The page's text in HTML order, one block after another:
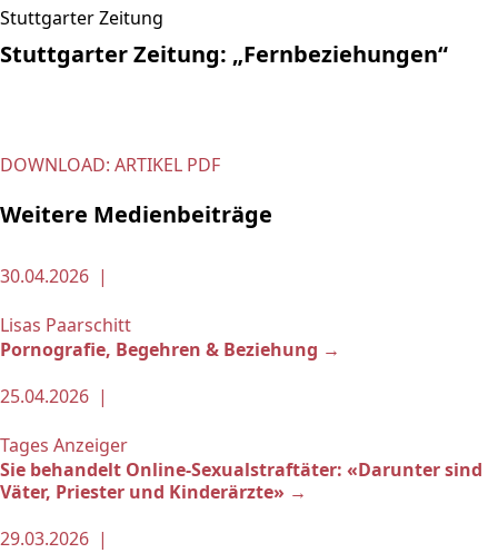
Stuttgarter Zeitung
Stuttgarter Zeitung: „Fernbeziehungen“
DOWNLOAD: ARTIKEL PDF
Weitere Medienbeiträge
30.04.2026 |
Lisas Paarschitt
Pornografie, Begehren & Beziehung →
25.04.2026 |
Tages Anzeiger
Sie behandelt Online-Sexualstraftäter: «Darunter sind
Väter, Priester und Kinderärzte» →
29.03.2026 |